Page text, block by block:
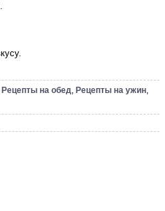
Рецепты на обед, Рецепты на ужин,